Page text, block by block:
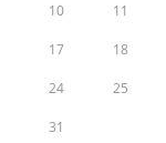
10 11
17 18
24 25
31